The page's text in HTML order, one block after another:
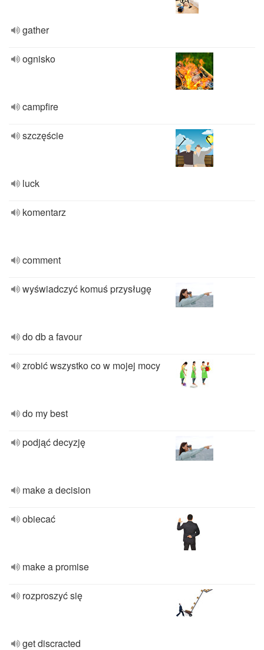
gather
ognisko
campfire
szczęście
luck
komentarz
comment
wyświadczyć komuś przysługę
do db a favour
zrobić wszystko co w mojej mocy
do my best
podjąć decyzję
make a decision
obiecać
make a promise
rozproszyć się
get discracted